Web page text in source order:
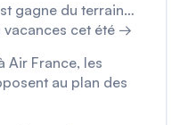
gagne du terrain…
vacances cet été →
Air France, les
au plan des